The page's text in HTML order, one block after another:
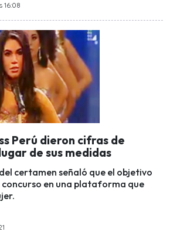
16:08
Perú dieron cifras de
de sus medidas
certamen señaló que el objetivo
en una plataforma que